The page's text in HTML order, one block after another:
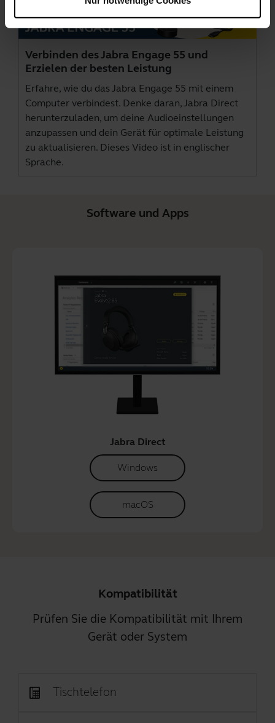
Verbinden des Jabra Engage 55 und
Erzielen der besten Leistung
Erfahre, wie du das Jabra Engage 55 mit einem
Computer verbindest. Denke daran,Jabra Direct
herunterzuladen, um deine Audioeinstellungen
anzupassen und dein Gerät für optimale Leistung
zu aktualisieren. Dieses Video ist in englischer
Sprache.
Software und Apps
Jabra Direct
Windows
macOS
Kompatibilität
Prüfen Sie die Kompatibilität mit Ihrem
Gerät oder System
Tischtelefon